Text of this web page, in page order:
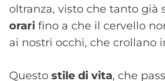
oltranza, visto che tanto già
orari fino a che il cervello
ai nostri occhi, che crollano
Questo stile di vita, che